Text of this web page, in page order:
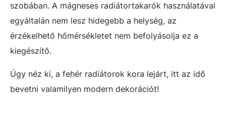
szobában. A mágneses radiátortakarók használatával
egyáltalán nem lesz hidegebb a helység, az
érzékelhető hőmérsékletet nem befolyásolja ez a
kiegészítő.
Úgy néz ki, a fehér radiátorok kora lejárt, itt az idő
bevetni valamilyen modern dekorációt!